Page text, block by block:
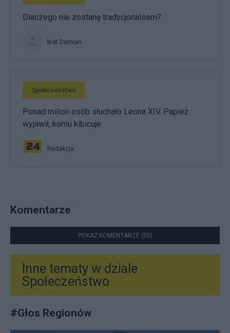
Dlaczego nie zostanę tradycjonalsem?
brat Damian
Społeczeństwo
Ponad milion osób słuchało Leona XIV. Papież
wyjawił, komu kibicuje
Redakcja
Komentarze
POKAŻ KOMENTARZE (55)
Inne tematy w dziale
Społeczeństwo
#Głos Regionów